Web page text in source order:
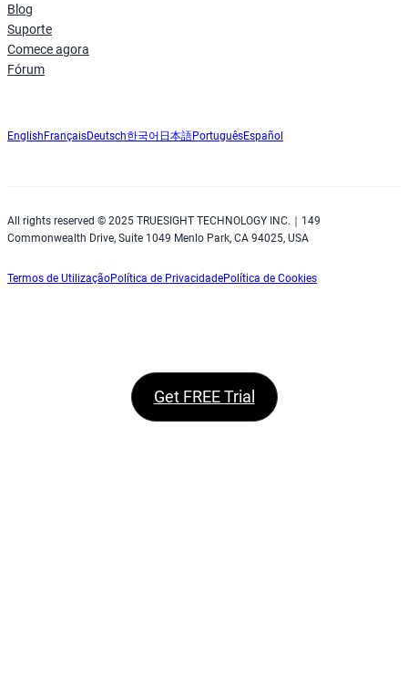
Blog
Suporte
Comece agora
Fórum
English FrançaisDeutsch한국어 日本語PortuguêsEspañol
All rights reserved © 2025 TRUESIGHT TECHNOLOGY INC.｜149
Commonwealth Drive, Suite 1049 Menlo Park, CA 94025, USA
Termos de UtilizaçãoPolítica de PrivacidadePolítica de Cookies
Get FREE Trial